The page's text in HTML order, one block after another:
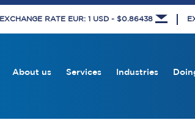
EXCHANGE RATE EUR: 1 USD - $0.86438
About us Services Industries